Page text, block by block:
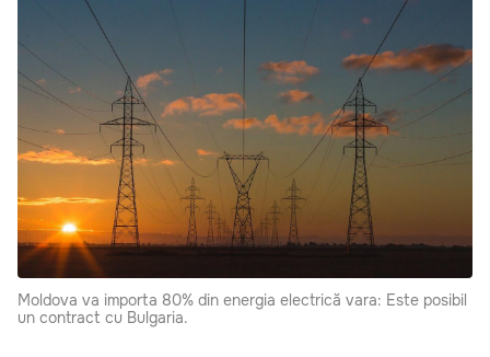
Moldova va importa 80% din energia electrică vara: Este posibil
un contract cu Bulgaria.